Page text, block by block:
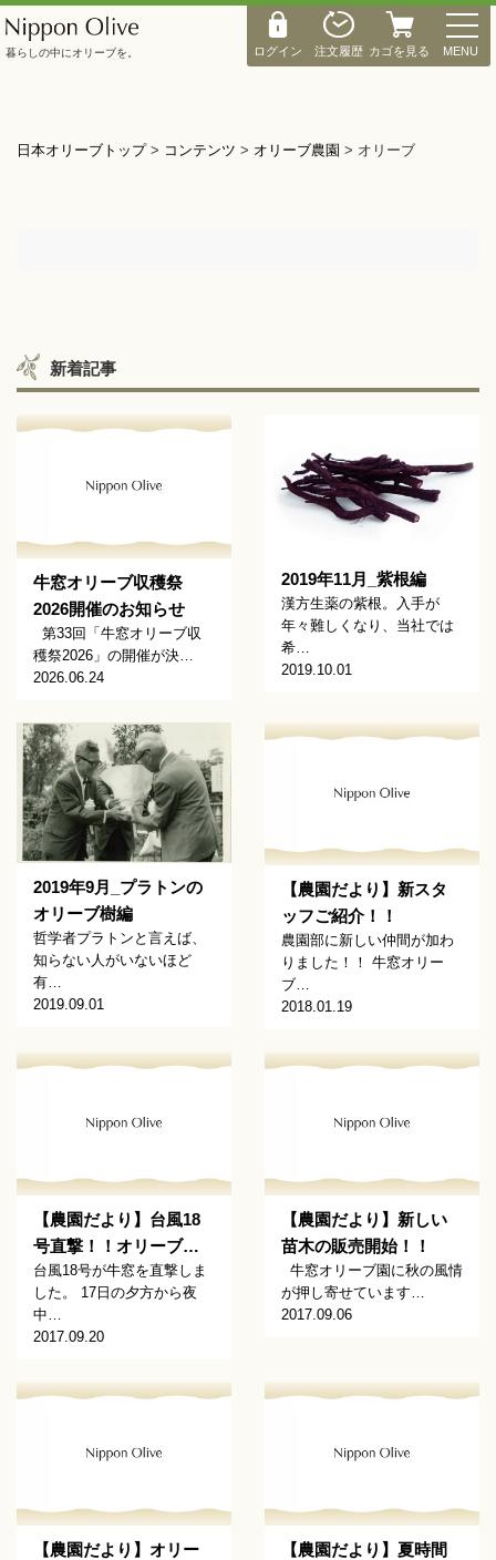
ログイン 注文履歴 カゴを見る
M
E
N
MENU
暮らしの中にオリーブを。
日本オリーブトップ> コンテンツ > オリーブ農園 > オリーブ
新着記事
牛窓オリーブ収穫祭
2026開催のお知らせ
第33回「牛窓オリーブ収
穫祭2026」の開催が決…
2026.06.24
2019年11月_紫根編
漢方生薬の紫根。入手が
年々難しくなり、当社では
希…
2019.10.01
2019年9月_プラトンの
オリーブ樹編
哲学者プラトンと言えば、
知らない人がいないほど
有…
2019.09.01
【農園だより】新スタ
ッフご紹介！！
農園部に新しい仲間が加わ
りました！！ 牛窓オリー
ブ…
2018.01.19
【農園だより】台風18
号直撃！！オリーブ…
台風18号が牛窓を直撃しま
した。 17日の夕方から夜
中…
2017.09.20
【農園だより】新しい
苗木の販売開始！！
牛窓オリーブ園に秋の風情
が押し寄せています…
2017.09.06
【農園だより】オリー
【農園だより】夏時間